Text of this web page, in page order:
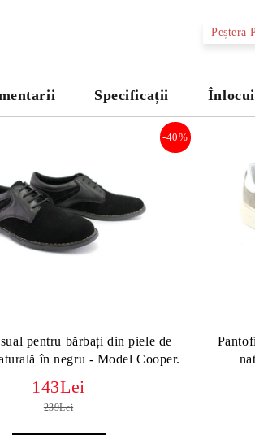
Peștera
Specificații
pentru bărbați din piele de
în negru - Model Cooper.
-40%
143Lei
239Lei